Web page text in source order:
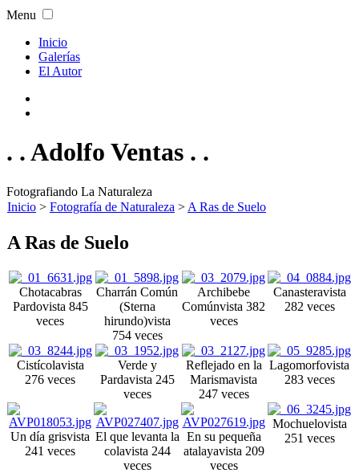
Menu
Inicio
Galerías
El Autor
. . Adolfo Ventas . .
Fotografiando La Naturaleza
Inicio > Fotografía de Naturaleza > A Ras de Suelo
A Ras de Suelo
Chotacabras
Pardovista 845
veces
Charrán Común
(Sterna
hirundo)vista
754 veces
Archibebe
Comúnvista 382
veces
Canasteravista
282 veces
Cistícolavista
276 veces
Verde y
Pardavista 245
veces
Reflejado en la
Marismavista
247 veces
Lagomorfovista
283 veces
Un día grisvista
241 veces
El que levanta la
colavista 244
veces
En su pequeña
atalayavista 209
veces
Mochuelovista
251 veces